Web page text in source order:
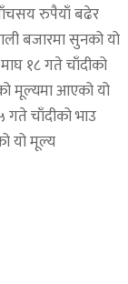
रुपैयाँ बढेर
बजारमा सुनको यो
१८ गते चाँदीको
मूल्यमा आएको यो
गते चाँदीको भाउ
यो मूल्य